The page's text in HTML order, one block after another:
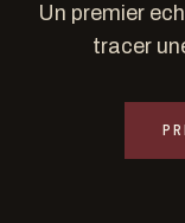
Un premier
tracer